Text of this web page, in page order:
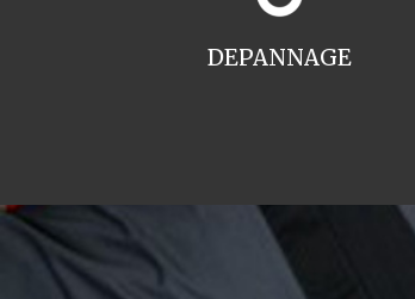
DEPANNAGE